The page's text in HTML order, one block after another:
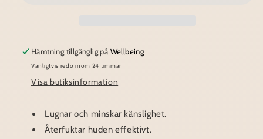
Hämtning tillgänglig på Wellbeing
Vanligtvis redo inom 24 timmar
Visa butiksinformation
Lugnar och minskar känslighet.
Återfuktar huden effektivt.